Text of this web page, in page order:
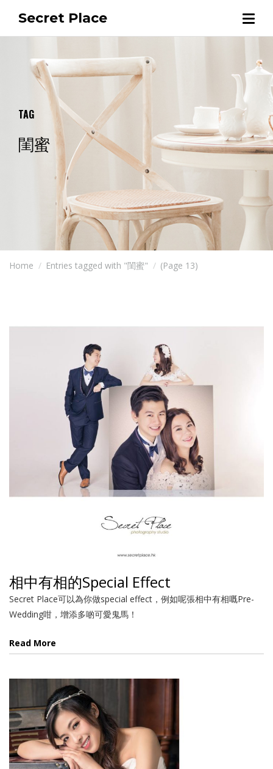
Secret Place
TAG
閨蜜
Home Entries tagged with "閨蜜" (Page 13)
相中有相的Special Effect
Secret Place可以為你做special effect，例如呢張相中有相嘅Pre-
Wedding咁，增添多啲可愛鬼馬！
Read More